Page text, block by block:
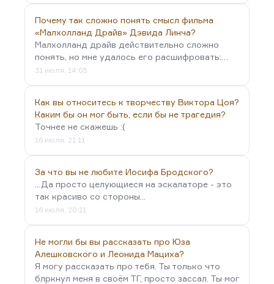
Почему так сложно понять смысл фильма
«Малхолланд Драйв» Дэвида Линча?
Малхолланд драйв действительно сложно
понять, но мне удалось его расшифровать:…
31 июля, 14:05
Как вы относитесь к творчеству Виктора Цоя?
Каким бы он мог быть, если бы не трагедия?
Точнее не скажешь :(
16 июля, 21:11
За что вы не любите Иосифа Бродского?
...Да просто целующиеся на эскалаторе - это
так красиво со стороны...
16 июля, 20:11
Не могли бы вы рассказать про Юза
Алешковского и Леонида Мациха?
Я могу рассказать про тебя. Ты только что
блркнул меня в своём ТГ, просто зассал. Ты мог